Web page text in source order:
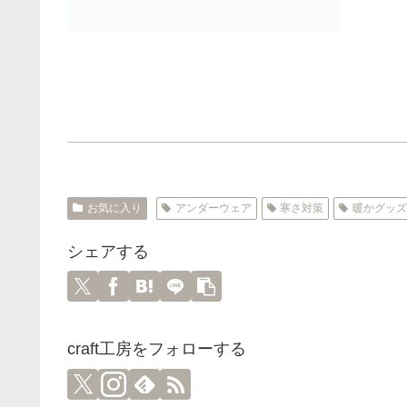
お気に入り アンダーウェア 寒さ対策 暖かグッズ
シェアする
craft工房をフォローする